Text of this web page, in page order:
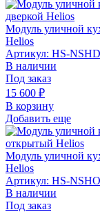
Модуль уличной
Helios
Артикул: HS-
В наличии
Под заказ
15 600 ₽
В корзину
Добавить еще
Модуль уличной
Helios
Артикул: HS-
В наличии
Под заказ